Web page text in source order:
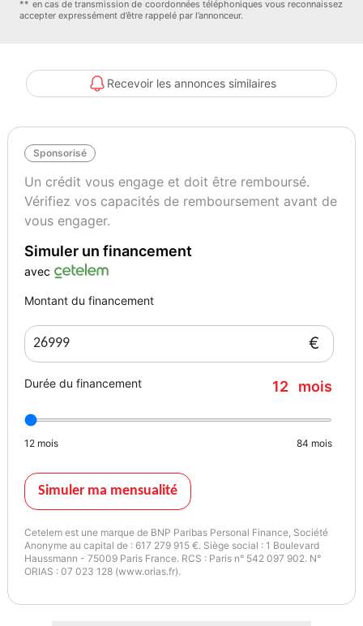
- Accoudoir
- Apple CarPlay
- Assistance au freinage d&#039;urgence
- Assistant d&#039;angle mort
- Assistant feux de route
- Avertisseur de franchissement de ligne
- Bluetooth
- Boîte de vitesses robotisée
- Capteur de lumière
- Capteur de pluie
- Commande vocale
- Direction assistée
- Écran tactile
- ESP
- Feux de jour
- GPS
- Grille de protection pour coffre
- Isofix
- Jantes alliage
- Lecteur CD
- Ordinateur de bord
- Phares LED
** en cas de transmission de coordonnées téléphoniques vous reconnaissez
accepter expressément d’être rappelé par l’annonceur.
Recevoir les annonces similaires
Sponsorisé
Un crédit vous engage et doit être remboursé.
Vérifiez vos capacités de remboursement avant de
vous engager.
Simuler un financement
avec
Montant du financement
€
Durée du financement 12 mois
12 mois 84 mois
Simuler ma mensualité
Cetelem est une marque de BNP Paribas Personal Finance, Société
Anonyme au capital de : 617 279 915 €. Siège social : 1 Boulevard
Haussmann - 75009 Paris France. RCS : Paris n° 542 097 902. N°
ORIAS : 07 023 128 (www.orias.fr).